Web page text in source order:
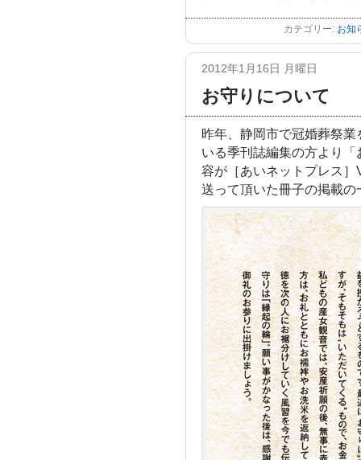
カテゴリー: お知
2012年1月16日 月曜日
お守りについて
昨年、静岡市で冠婚葬祭
いる季刊誌編集の方より
容が［あいネットプレス
送って頂いた冊子の掲載